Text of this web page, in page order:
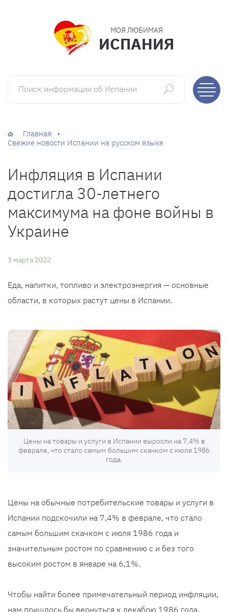
МОЯ ЛЮБИМАЯ
ИСПАНИЯ
Поиск информации об Испании
Главная
Свежие новости Испании на русском языке
Инфляция в Испании
достигла 30-летнего
максимума на фоне войны в
Украине
3 марта 2022
Еда, напитки, топливо и электроэнергия — основные
области, в которых растут цены в Испании.
Цены на товары и услуги в Испании выросли на 7,4% в
феврале, что стало самым большим скачком с июля 1986
года.
Цены на обычные потребительские товары и услуги в
Испании подскочили на 7,4% в феврале, что стало
самым большим скачком с июля 1986 года и
значительным ростом по сравнению с и без того
высоким ростом в январе на 6,1%.
Чтобы найти более примечательный период инфляции,
нам пришлось бы вернуться к декабрю 1986 года,